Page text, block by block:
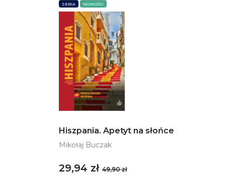
SERIA NOWOŚCI
Hiszpania. Apetyt na słońce
Mikołaj Buczak
29,94 zł 49,90 zł